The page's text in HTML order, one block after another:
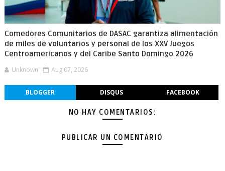
Comedores Comunitarios de DASAC garantiza alimentación
de miles de voluntarios y personal de los XXV Juegos
Centroamericanos y del Caribe Santo Domingo 2026
Unknown Aug 07, 2026
BLOGGER DISQUS FACEBOOK
NO HAY COMENTARIOS:
PUBLICAR UN COMENTARIO